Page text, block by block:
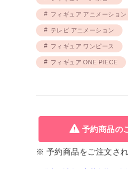
フィギュア アニメーション
テレビ アニメーション
フィギュア ワンピース
フィギュア ONE PIECE
予約商品の
※ 予約商品をご注文さ